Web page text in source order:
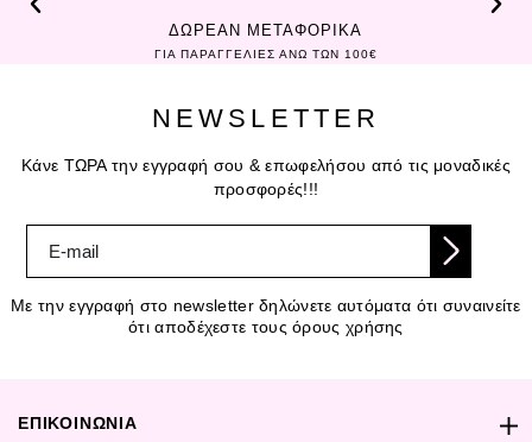
ΔΩΡΕΑΝ ΜΕΤΑΦΟΡΙΚΑ
ΓΙΑ ΠΑΡΑΓΓΕΛΙΕΣ ΑΝΩ ΤΩΝ 100€
NEWSLETTER
Κάνε ΤΩΡΑ την εγγραφή σου & επωφελήσου από τις μοναδικές
προσφορές!!!
Με την εγγραφή στο newsletter δηλώνετε αυτόματα ότι συναινείτε
ότι αποδέχεστε τους όρους χρήσης
ΕΠΙΚΟΙΝΩΝΙΑ